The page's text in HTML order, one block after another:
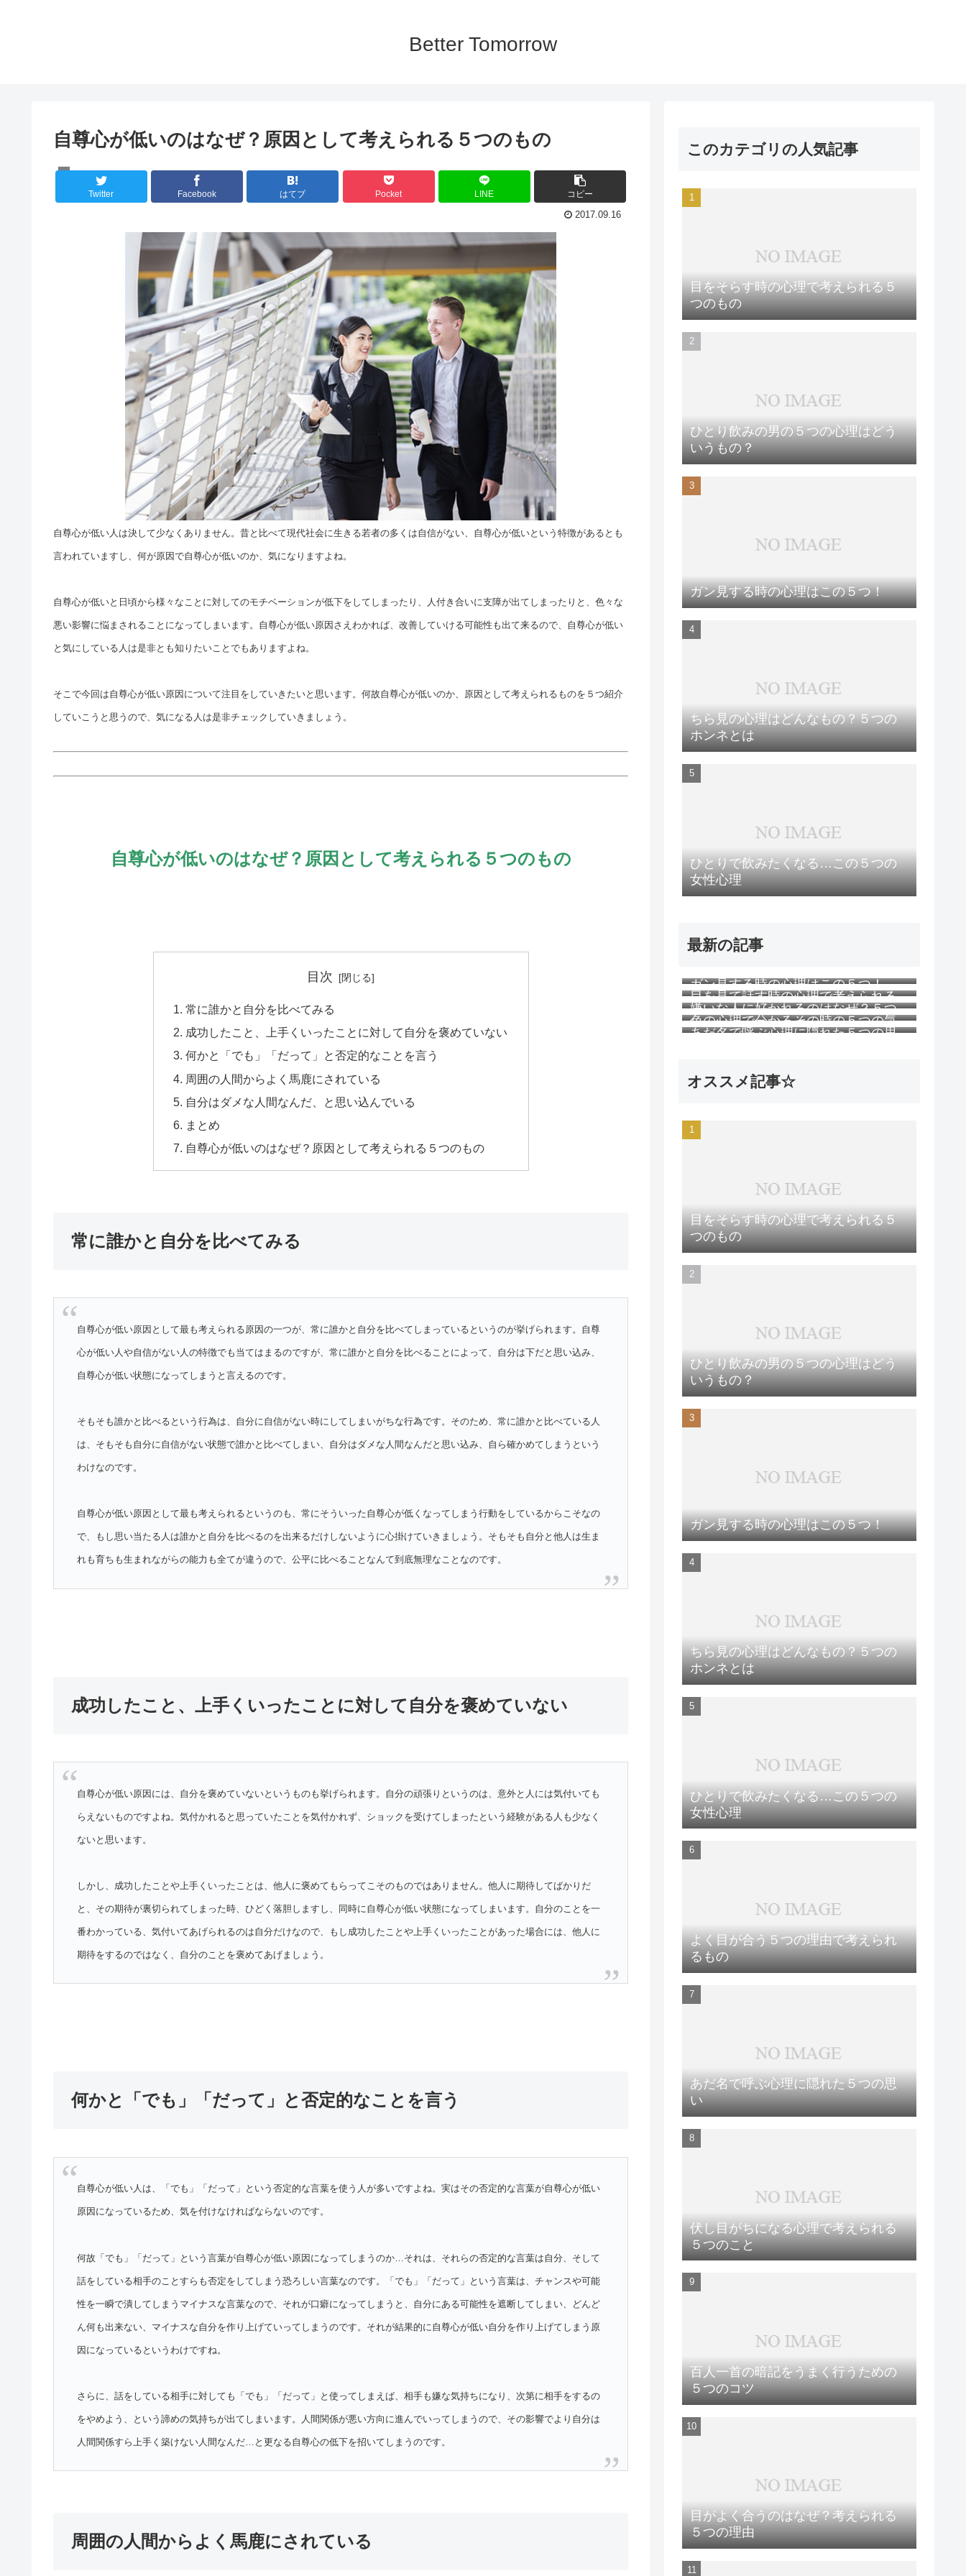
Better Tomorrow
自尊心が低いのはなぜ？原因として考えられる５つのもの
自己改革
Twitter Facebook はてブ Pocket LINE コピー
2017.09.16
自尊心が低い人は決して少なくありません。昔と比べて現代社会に生きる若者の多くは自信がない、自尊心が低いという特徴があるとも
言われていますし、何が原因で自尊心が低いのか、気になりますよね。
自尊心が低いと日頃から様々なことに対してのモチベーションが低下をしてしまったり、人付き合いに支障が出てしまったりと、色々な
悪い影響に悩まされることになってしまいます。自尊心が低い原因さえわかれば、改善していける可能性も出て来るので、自尊心が低い
と気にしている人は是非とも知りたいことでもありますよね。
そこで今回は自尊心が低い原因について注目をしていきたいと思います。何故自尊心が低いのか、原因として考えられるものを５つ紹介
していこうと思うので、気になる人は是非チェックしていきましょう。
自尊心が低いのはなぜ？原因として考えられる５つのもの
目次
常に誰かと自分を比べてみる
成功したこと、上手くいったことに対して自分を褒めていない
何かと「でも」「だって」と否定的なことを言う
周囲の人間からよく馬鹿にされている
自分はダメな人間なんだ、と思い込んでいる
まとめ
自尊心が低いのはなぜ？原因として考えられる５つのもの
常に誰かと自分を比べてみる
自尊心が低い原因として最も考えられる原因の一つが、常に誰かと自分を比べてしまっているというのが挙げられます。自尊
心が低い人や自信がない人の特徴でも当てはまるのですが、常に誰かと自分を比べることによって、自分は下だと思い込み、
自尊心が低い状態になってしまうと言えるのです。
そもそも誰かと比べるという行為は、自分に自信がない時にしてしまいがちな行為です。そのため、常に誰かと比べている人
は、そもそも自分に自信がない状態で誰かと比べてしまい、自分はダメな人間なんだと思い込み、自ら確かめてしまうという
わけなのです。
自尊心が低い原因として最も考えられるというのも、常にそういった自尊心が低くなってしまう行動をしているからこそなの
で、もし思い当たる人は誰かと自分を比べるのを出来るだけしないように心掛けていきましょう。そもそも自分と他人は生ま
れも育ちも生まれながらの能力も全てが違うので、公平に比べることなんて到底無理なことなのです。
成功したこと、上手くいったことに対して自分を褒めていない
自尊心が低い原因には、自分を褒めていないというものも挙げられます。自分の頑張りというのは、意外と人には気付いても
らえないものですよね。気付かれると思っていたことを気付かれず、ショックを受けてしまったという経験がある人も少なく
ないと思います。
しかし、成功したことや上手くいったことは、他人に褒めてもらってこそのものではありません。他人に期待してばかりだ
と、その期待が裏切られてしまった時、ひどく落胆しますし、同時に自尊心が低い状態になってしまいます。自分のことを一
番わかっている、気付いてあげられるのは自分だけなので、もし成功したことや上手くいったことがあった場合には、他人に
期待をするのではなく、自分のことを褒めてあげましょう。
何かと「でも」「だって」と否定的なことを言う
自尊心が低い人は、「でも」「だって」という否定的な言葉を使う人が多いですよね。実はその否定的な言葉が自尊心が低い
原因になっているため、気を付けなければならないのです。
何故「でも」「だって」という言葉が自尊心が低い原因になってしまうのか…それは、それらの否定的な言葉は自分、そして
話をしている相手のことすらも否定をしてしまう恐ろしい言葉なのです。「でも」「だって」という言葉は、チャンスや可能
性を一瞬で潰してしまうマイナスな言葉なので、それが口癖になってしまうと、自分にある可能性を遮断してしまい、どんど
ん何も出来ない、マイナスな自分を作り上げていってしまうのです。それが結果的に自尊心が低い自分を作り上げてしまう原
因になっているというわけですね。
さらに、話をしている相手に対しても「でも」「だって」と使ってしまえば、相手も嫌な気持ちになり、次第に相手をするの
をやめよう、という諦めの気持ちが出てしまいます。人間関係が悪い方向に進んでいってしまうので、その影響でより自分は
人間関係すら上手く築けない人間なんだ…と更なる自尊心の低下を招いてしまうのです。
周囲の人間からよく馬鹿にされている
このカテゴリの人気記事
目をそらす時の心理で考えられる５
つのもの
ひとり飲みの男の５つの心理はどう
いうもの？
ガン見する時の心理はこの５つ！
ちら見の心理はどんなもの？５つの
ホンネとは
ひとりで飲みたくなる…この５つの
女性心理
最新の記事
ガン見する時の心理はこの５つ！
目を見て話す時の心理で考えられる
５つのこと
嫌いな人に好かれるのはなぜ？５つ
の理由
色の心理で分かるその時の５つの気
持ち
あだ名で呼ぶ心理に隠れた５つの思
オススメ記事☆
目をそらす時の心理で考えられる５
つのもの
ひとり飲みの男の５つの心理はどう
いうもの？
ガン見する時の心理はこの５つ！
ちら見の心理はどんなもの？５つの
ホンネとは
ひとりで飲みたくなる…この５つの
女性心理
よく目が合う５つの理由で考えられ
るもの
あだ名で呼ぶ心理に隠れた５つの思
い
伏し目がちになる心理で考えられる
５つのこと
百人一首の暗記をうまく行うための
５つのコツ
目がよく合うのはなぜ？考えられる
５つの理由